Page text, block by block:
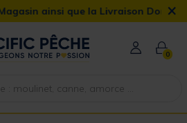
ainsi que la Livraison Domicile ×
0